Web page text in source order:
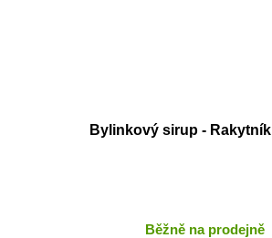
Bylinkový sirup - Rakytník
Běžně na prodejně